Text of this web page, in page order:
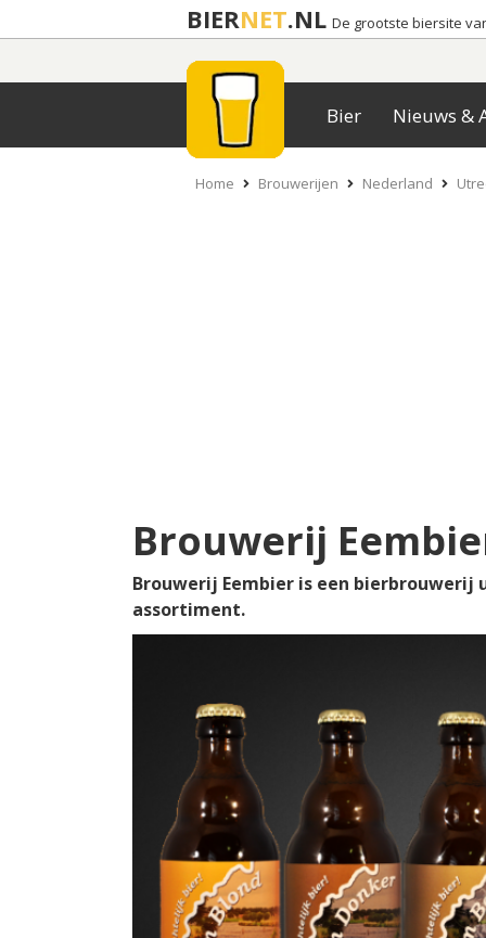
BIERNET.NL De grootste biersite
Bier Nieuws &
Home Brouwerijen Nederland
Brouwerij
Brouwerij Eembier is een
assortiment.